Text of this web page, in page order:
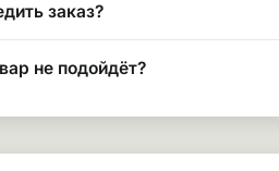
заказ?
не подойдёт?